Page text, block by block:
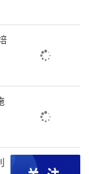
胁和压迫，
定要出家，
脑之后，根
，导致现在
来越少，真正
现过的伟大
，现在几乎
题，而是佛教
时代的众生